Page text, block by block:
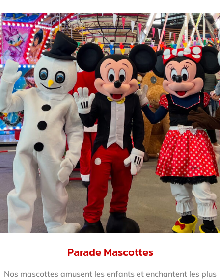
Parade Mascottes
Nos mascottes amusent les enfants et enchantent les plus